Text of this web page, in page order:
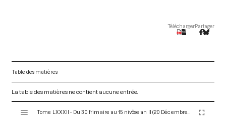
TéléchargerPartager
Table des matières
La table des matières ne contient aucune entrée.